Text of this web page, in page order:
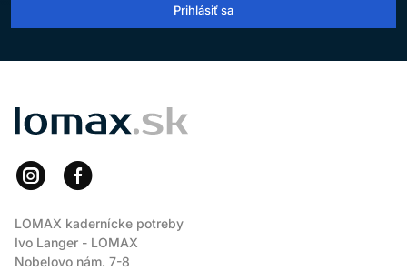
Prihlásiť sa
LOMAX
LOMAX kadernícke potreby
Ivo Langer - LOMAX
Nobelovo nám. 7-8